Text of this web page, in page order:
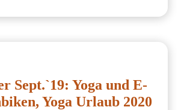
Sept.`19: Yoga und E-
Yoga Urlaub 2020